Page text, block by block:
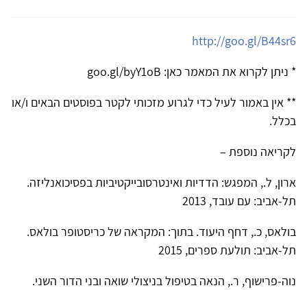
http://goo.gl/B44sr6
* ניתן לקרוא את המאמר כאן: goo.gl/byY1oB
** אין באמור לעיל כדי לגרוע מזכותי לקטר בפוסטים הבאים ו/או
בכלל.
לקריאה נוספת –
ארון, ל., המפגש: הדדיות ואינטרסובייקטיביות בפסיכואנליזה.
תל-אביב: עם עובד, 2013
בולאס, כ., דחף היעוד. בתוך: המקראה של כריסטופר בולאס.
תל-אביב: תולעת ספרים, 2015
נוה-פרישוף, ר., הנאה בטיפול בניצולי שואה ובני הדור השני.